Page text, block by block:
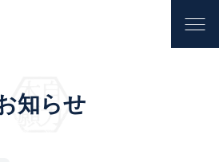
知らせ